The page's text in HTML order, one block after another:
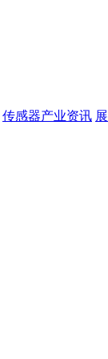
传感器产业资讯